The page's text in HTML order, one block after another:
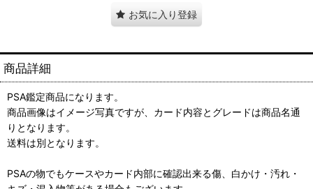
お気に入り登録
商品詳細
PSA鑑定商品になります。
商品画像はイメージ写真ですが、カード内容とグレードは商品名通
りとなります。
送料は別となります。
PSAの物でもケースやカード内部に確認出来る傷、白かけ・汚れ・